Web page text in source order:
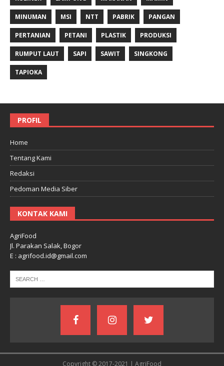
MINUMAN MSI NTT PABRIK PANGAN
PERTANIAN PETANI PLASTIK PRODUKSI
RUMPUT LAUT SAPI SAWIT SINGKONG
TAPIOKA
PROFIL
Home
Tentang Kami
Redaksi
Pedoman Media Siber
KONTAK KAMI
AgriFood
Jl. Parakan Salak, Bogor
E : agrifood.id@gmail.com
Copyright © 2017-2021 | AgriFood